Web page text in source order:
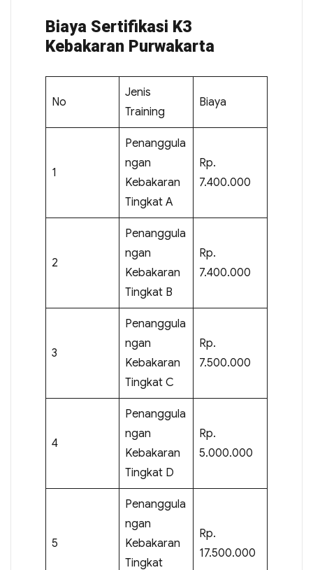
Biaya Sertifikasi K3
Kebakaran Purwakarta
No
Jenis
Training
Biaya
1
Penanggula
ngan
Kebakaran
Tingkat A
Rp.
7.400.000
2
Penanggula
ngan
Kebakaran
Tingkat B
Rp.
7.400.000
3
Penanggula
ngan
Kebakaran
Tingkat C
Rp.
7.500.000
4
Penanggula
ngan
Kebakaran
Tingkat D
Rp.
5.000.000
5
Penanggula
ngan
Kebakaran
Tingkat
Rp.
17.500.000